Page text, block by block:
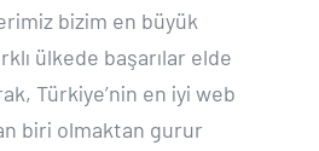
bizim en büyük
ülkede başarılar elde
Türkiye’nin en iyi web
biri olmaktan gurur